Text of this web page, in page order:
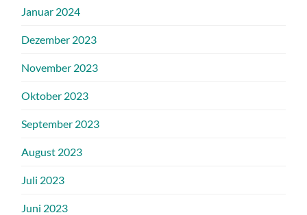
Januar 2024
Dezember 2023
November 2023
Oktober 2023
September 2023
August 2023
Juli 2023
Juni 2023